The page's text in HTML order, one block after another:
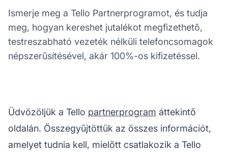
Ismerje meg a Tello Partnerprogramot, és tudja
meg, hogyan kereshet jutalékot megfizethető,
testreszabható vezeték nélküli telefoncsomagok
népszerűsítésével, akár 100%-os kifizetéssel.
Üdvözöljük a Tello partnerprogram áttekintő
oldalán. Összegyűjtöttük az összes információt,
amelyet tudnia kell, mielőtt csatlakozik a Tello